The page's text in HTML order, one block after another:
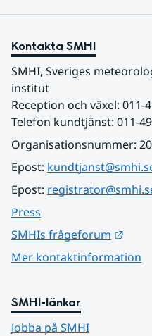
Kontakta SMHI
SMHI, Sveriges
institut
Reception och växel: 011-
Telefon kundtjänst: 011-
Organisationsnummer:
Epost:
Epost:
Press
SMHIs frågeforum
Mer kontaktinformation
SMHI-länkar
Jobba på SMHI